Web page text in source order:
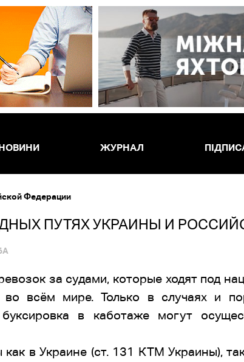
ЖУРНАЛ
Федерации
ПУТЯХ УКРАИНЫ И
за судами, которые ходят под
всём мире. Только в случаях и
в каботаже могут
в Украине (ст. 131 КТМ Украины),